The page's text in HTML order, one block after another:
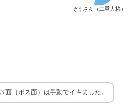
ぞうさん（二重人格）
３面（ボス面）は手動でイキました。